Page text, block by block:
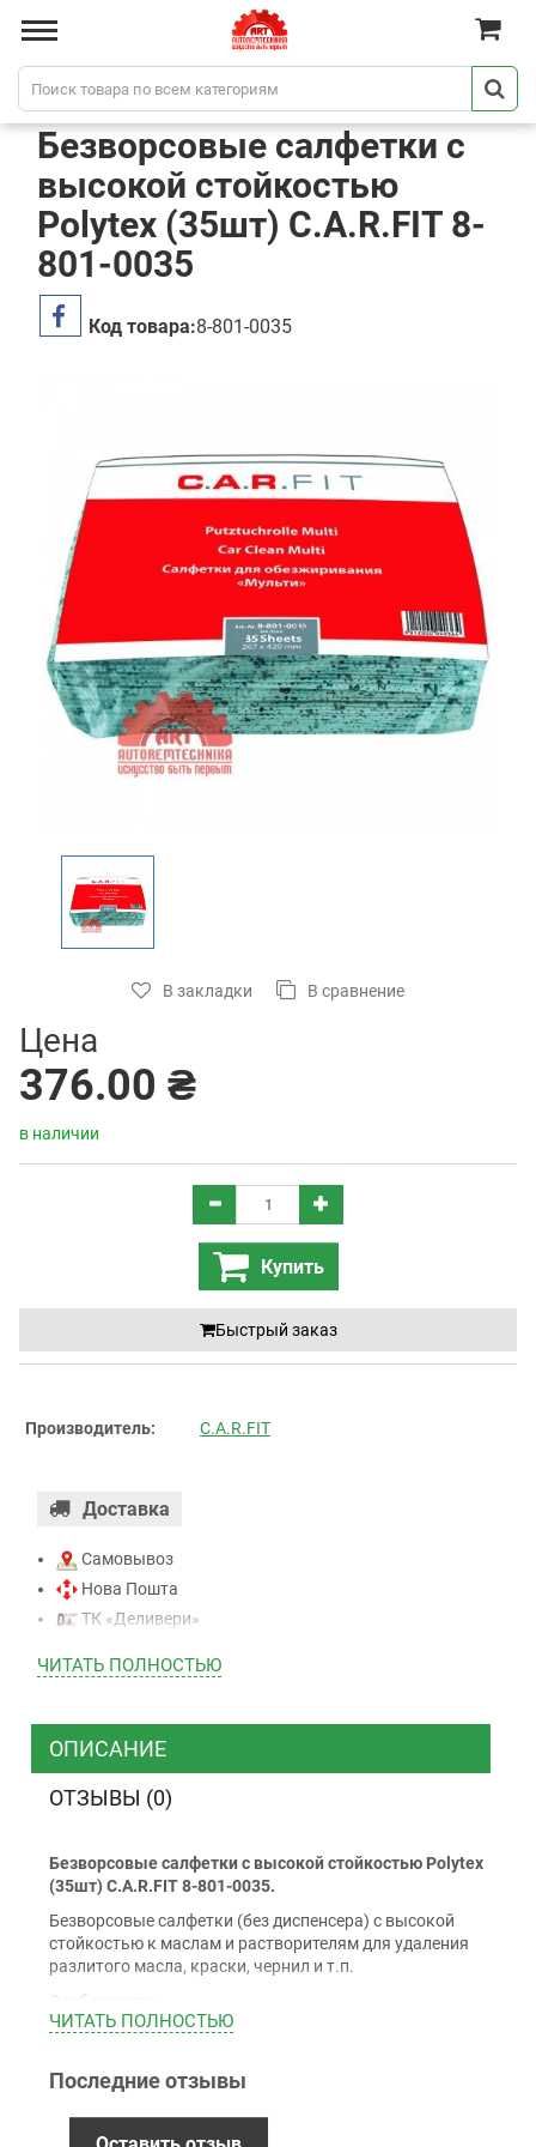
Безворсовые салфетки с
высокой стойкостью
Polytex (35шт) C.A.R.FIT 8-
801-0035
Код товара:8-801-0035
В закладки В сравнение
Цена
376.00 ₴
в наличии
Купить
Быстрый заказ
Производитель: C.A.R.FIT
Доставка
Самовывоз
Нова Пошта
ТК «Деливери»
ТК “Justin”
ТК ”УкрПочта”
Наличными
Оплата картой Visa, Mastercard - LiqPay
Приватбанк
Безналичный расчет (с НДС)
Гарантия
ЧИТАТЬ ПОЛНОСТЬЮ
ОПИСАНИЕ
ОТЗЫВЫ (0)
Безворсовые салфетки с высокой стойкостью Polytex
(35шт) C.A.R.FIT 8-801-0035.
Безворсовые салфетки (без диспенсера) с высокой
стойкостью к маслам и растворителям для удаления
разлитого масла, краски, чернил и т.п.
Особенности:
Специальная пропитка для повышения
Высокая впитывающая способность позволяет
ЧИТАТЬ ПОЛНОСТЬЮ
Последние отзывы